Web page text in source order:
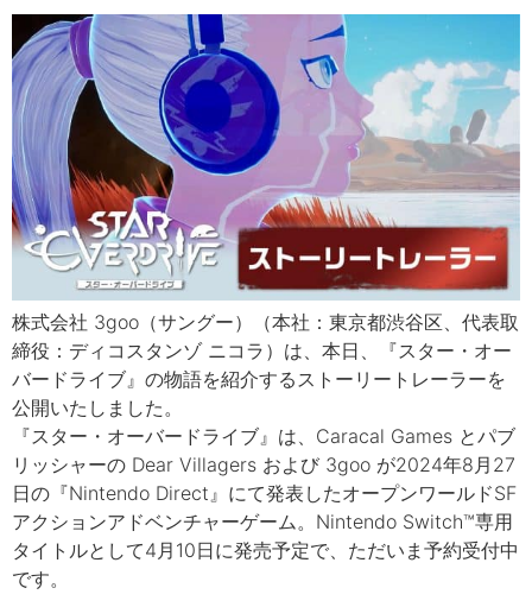
株式会社 3goo（サングー）（本社：東京都渋谷区、代表取
締役：ディコスタンゾ ニコラ）は、本日、『スター・オー
バードライブ』の物語を紹介するストーリートレーラーを
公開いたしました。
『スター・オーバードライブ』は、Caracal Games とパブ
リッシャーの Dear Villagers および 3goo が2024年8月27
日の『Nintendo Direct』にて発表したオープンワールドSF
アクションアドベンチャーゲーム。Nintendo Switch™専用
タイトルとして4月10日に発売予定で、ただいま予約受付中
です。